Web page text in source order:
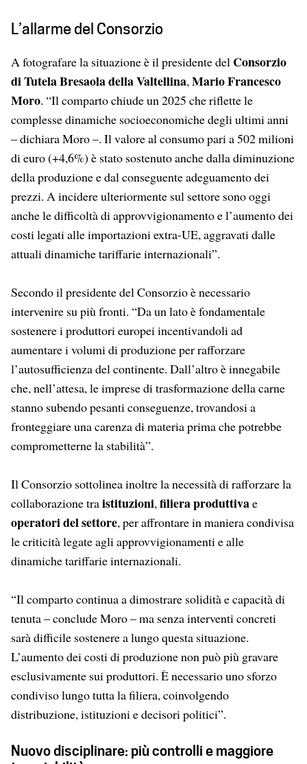
L’allarme del Consorzio
A fotografare la situazione è il presidente del Consorzio
di Tutela Bresaola della Valtellina, Mario Francesco
Moro. “Il comparto chiude un 2025 che riflette le
complesse dinamiche socioeconomiche degli ultimi anni
– dichiara Moro –. Il valore al consumo pari a 502 milioni
di euro (+4,6%) è stato sostenuto anche dalla diminuzione
della produzione e dal conseguente adeguamento dei
prezzi. A incidere ulteriormente sul settore sono oggi
anche le difficoltà di approvvigionamento e l’aumento dei
costi legati alle importazioni extra-UE, aggravati dalle
attuali dinamiche tariffarie internazionali”.
Secondo il presidente del Consorzio è necessario
intervenire su più fronti. “Da un lato è fondamentale
sostenere i produttori europei incentivandoli ad
aumentare i volumi di produzione per rafforzare
l’autosufficienza del continente. Dall’altro è innegabile
che, nell’attesa, le imprese di trasformazione della carne
stanno subendo pesanti conseguenze, trovandosi a
fronteggiare una carenza di materia prima che potrebbe
comprometterne la stabilità”.
Il Consorzio sottolinea inoltre la necessità di rafforzare la
collaborazione traistituzioni, filiera produttivae
operatori del settore, per affrontare in maniera condivisa
le criticità legate agli approvvigionamenti e alle
dinamiche tariffarie internazionali.
“Il comparto continua a dimostrare solidità e capacità di
tenuta – conclude Moro – ma senza interventi concreti
sarà difficile sostenere a lungo questa situazione.
L’aumento dei costi di produzione non può più gravare
esclusivamente sui produttori. È necessario uno sforzo
condiviso lungo tutta la filiera, coinvolgendo
distribuzione, istituzioni e decisori politici”.
Nuovo disciplinare: più controlli e maggiore